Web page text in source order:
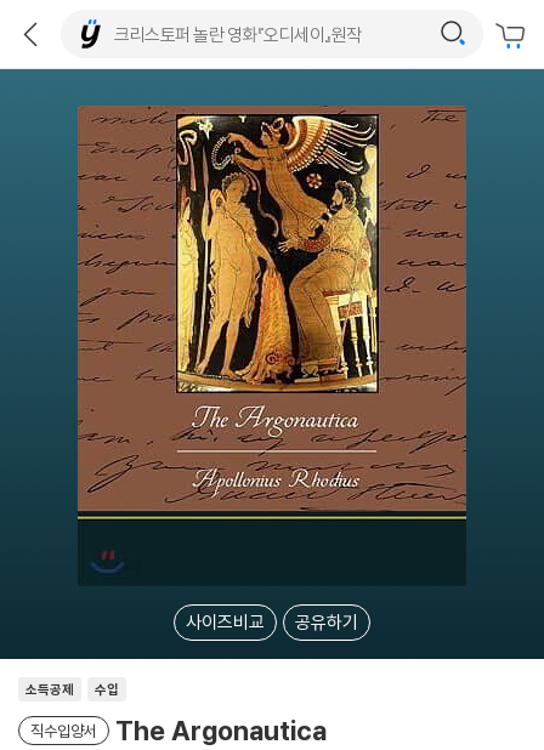
사이즈비교 공유하기
소득공제 수입
직수입양서 The Argonautica